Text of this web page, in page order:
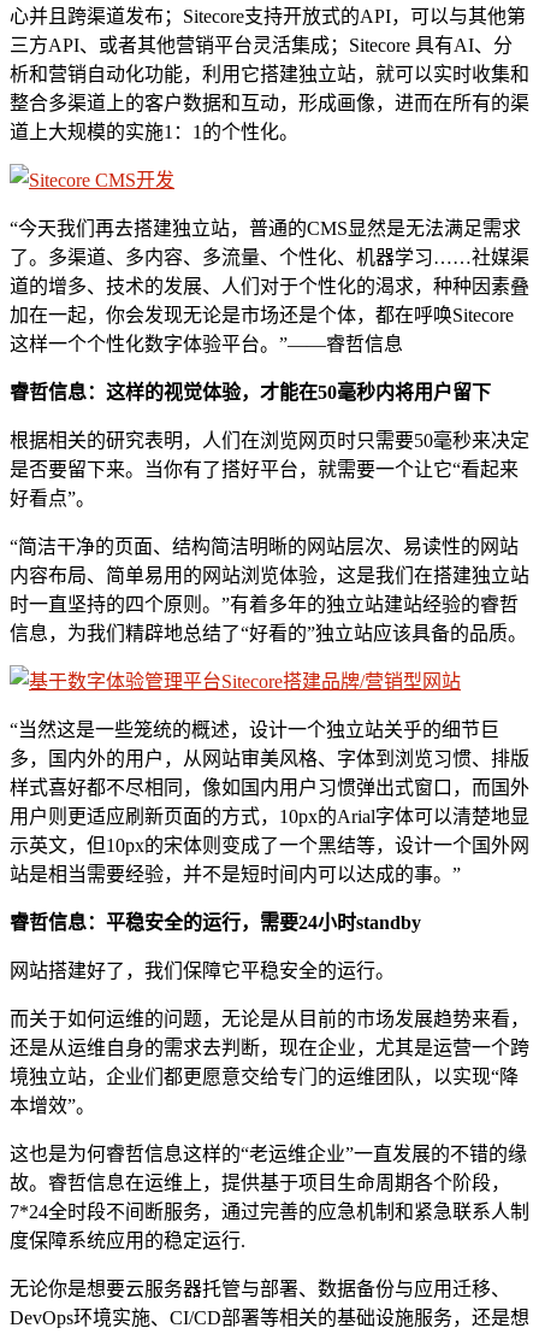
心并且跨渠道发布；Sitecore支持开放式的API，可以与其他第
三方API、或者其他营销平台灵活集成；Sitecore 具有AI、分
析和营销自动化功能，利用它搭建独立站，就可以实时收集和
整合多渠道上的客户数据和互动，形成画像，进而在所有的渠
道上大规模的实施1：1的个性化。
“今天我们再去搭建独立站，普通的CMS显然是无法满足需求
了。多渠道、多内容、多流量、个性化、机器学习……社媒渠
道的增多、技术的发展、人们对于个性化的渴求，种种因素叠
加在一起，你会发现无论是市场还是个体，都在呼唤Sitecore
这样一个个性化数字体验平台。”——睿哲信息
睿哲信息：这样的视觉体验，才能在50毫秒内将用户留下
根据相关的研究表明，人们在浏览网页时只需要50毫秒来决定
是否要留下来。当你有了搭好平台，就需要一个让它“看起来
好看点”。
“简洁干净的页面、结构简洁明晰的网站层次、易读性的网站
内容布局、简单易用的网站浏览体验，这是我们在搭建独立站
时一直坚持的四个原则。”有着多年的独立站建站经验的睿哲
信息，为我们精辟地总结了“好看的”独立站应该具备的品质。
“当然这是一些笼统的概述，设计一个独立站关乎的细节巨
多，国内外的用户，从网站审美风格、字体到浏览习惯、排版
样式喜好都不尽相同，像如国内用户习惯弹出式窗口，而国外
用户则更适应刷新页面的方式，10px的Arial字体可以清楚地显
示英文，但10px的宋体则变成了一个黑结等，设计一个国外网
站是相当需要经验，并不是短时间内可以达成的事。”
睿哲信息：平稳安全的运行，需要24小时standby
网站搭建好了，我们保障它平稳安全的运行。
而关于如何运维的问题，无论是从目前的市场发展趋势来看，
还是从运维自身的需求去判断，现在企业，尤其是运营一个跨
境独立站，企业们都更愿意交给专门的运维团队，以实现“降
本增效”。
这也是为何睿哲信息这样的“老运维企业”一直发展的不错的缘
故。睿哲信息在运维上，提供基于项目生命周期各个阶段，
7*24全时段不间断服务，通过完善的应急机制和紧急联系人制
度保障系统应用的稳定运行.
无论你是想要云服务器托管与部署、数据备份与应用迁移、
DevOps环境实施、CI/CD部署等相关的基础设施服务，还是想